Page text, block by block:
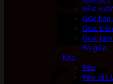
Giũa
Giũa
Giũa tròn
Giũa
Bộ giũa
Kéo
Kéo
Kéo cắt